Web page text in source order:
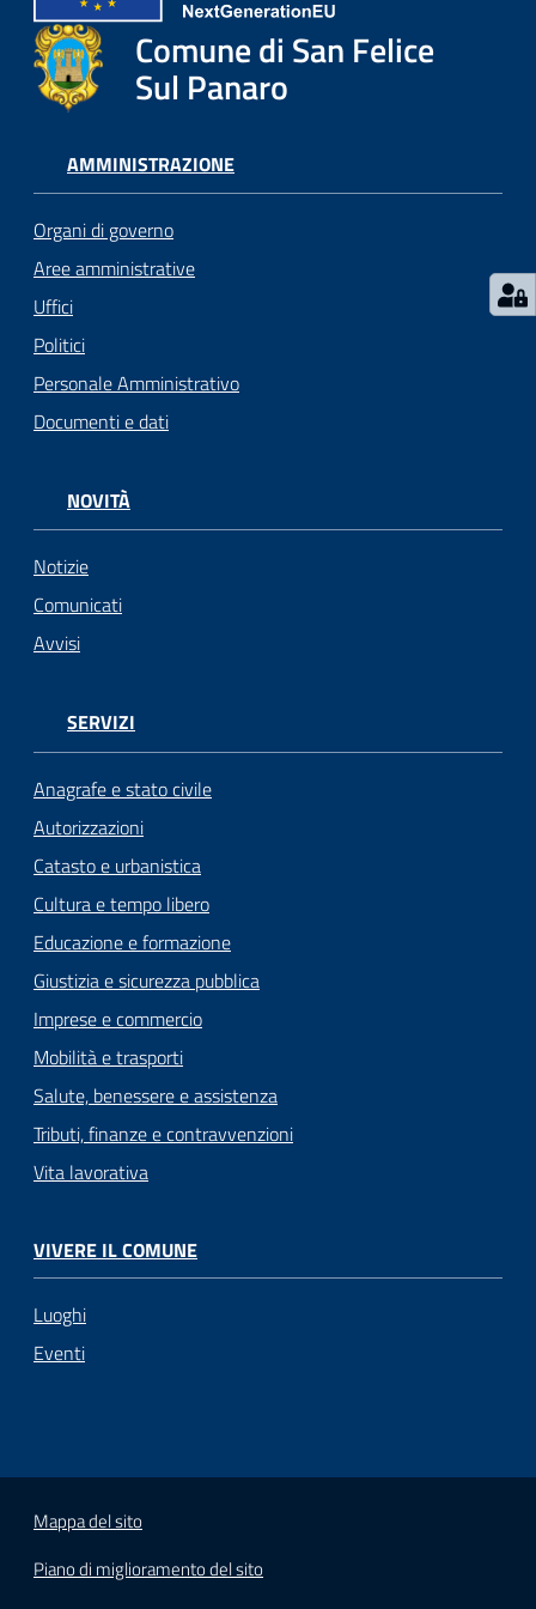
c
o
n
s
g
n
n
e
Sportello
telematico
SUE
Tutti
gli
argomenti...
Seguici
su
Comune di San Felice
Sul Panaro
AMMINISTRAZIONE
Organi di governo
Aree amministrative
Uffici
Politici
Personale Amministrativo
Documenti e dati
NOVITÀ
Notizie
Comunicati
Avvisi
SERVIZI
Anagrafe e stato civile
Autorizzazioni
Catasto e urbanistica
Cultura e tempo libero
Educazione e formazione
Giustizia e sicurezza pubblica
Imprese e commercio
Mobilità e trasporti
Salute, benessere e assistenza
Tributi, finanze e contravvenzioni
Vita lavorativa
VIVERE IL COMUNE
Luoghi
Eventi
Mappa del sito
Piano di miglioramento del sito